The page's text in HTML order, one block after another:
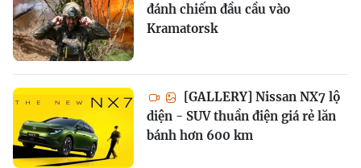
đánh chiếm đầu cầu vào
Kramatorsk
[GALLERY] Nissan NX7 lộ
diện - SUV thuần điện giá rẻ lăn
bánh hơn 600 km